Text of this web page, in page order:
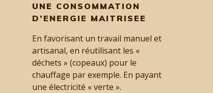
UNE CONSOMMATION
D’ENERGIE MAITRISEE
En favorisant un travail manuel et
artisanal, en réutilisant les «
déchets » (copeaux) pour le
chauffage par exemple. En payant
une électricité « verte ».